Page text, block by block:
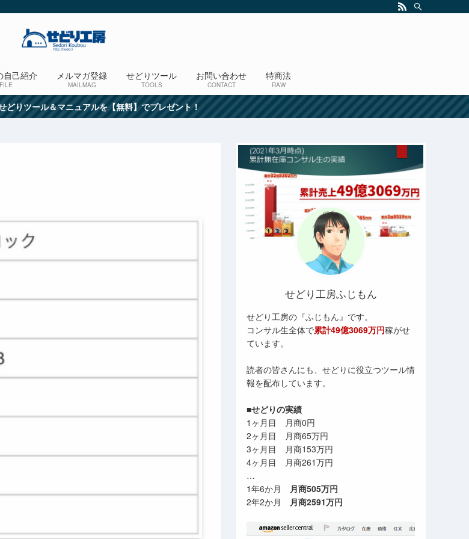
自己紹介 メルマガ登録
MAILMAG
せどりツール
TOOLS
お問い合わせ
CONTACT
特商法
RAW
どりツール＆マニュアルを【無料】でプレゼント！
せどり工房ふじもん
せどり工房の『ふじもん』です。
コンサル生全体で累計49億3069万円稼がせ
ています。
読者の皆さんにも、せどりに役立つツール情
報を配布しています。
■せどりの実績
1ヶ月目 月商0円
2ヶ月目 月商65万円
3ヶ月目 月商153万円
4ヶ月目 月商261万円
…
1年6か月 月商505万円
2年2か月 月商2591万円